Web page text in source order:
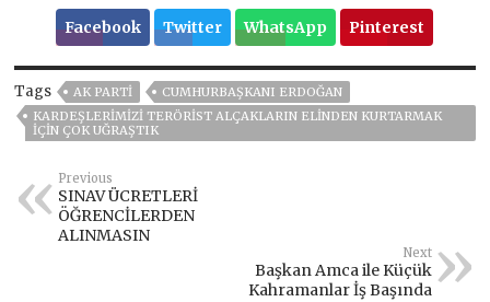
Facebook Twitter WhatsApp Pinterest
Tags AK PARTİ
CUMHURBAŞKANI ERDOĞAN
KARDEŞLERİMİZİ TERÖRİST ALÇAKLARIN ELİNDEN KURTARMAK
İÇİN ÇOK UĞRAŞTIK
Previous
SINAV ÜCRETLERİ
ÖĞRENCİLERDEN
ALINMASIN
Next
Başkan Amca ile Küçük
Kahramanlar İş Başında